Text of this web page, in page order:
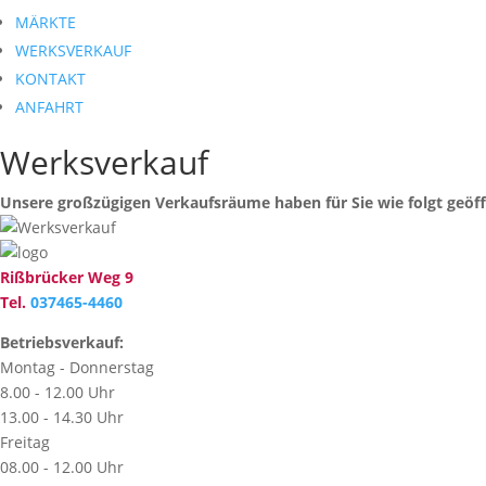
MÄRKTE
WERKSVERKAUF
KONTAKT
ANFAHRT
Werksverkauf
Unsere großzügigen Verkaufsräume haben für Sie wie folgt
Rißbrücker Weg 9
Tel. 037465-4460
Betriebsverkauf:
Montag - Donnerstag
8.00 - 12.00 Uhr
13.00 - 14.30 Uhr
Freitag
08.00 - 12.00 Uhr